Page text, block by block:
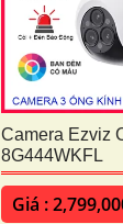
Camera Ezviz
8G444WKFL
Giá :